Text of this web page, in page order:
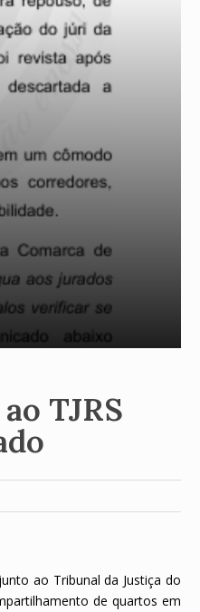
TJRS
ao Tribunal da Justiça do
de quartos em